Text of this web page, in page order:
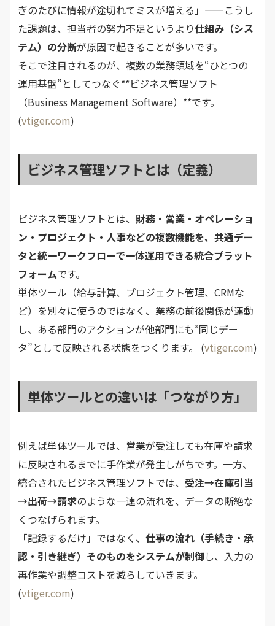
ぎのたびに情報が途切れてミスが増える」——こうし
た課題は、担当者の努力不足というより仕組み（シス
テム）の分断が原因で起きることが多いです。
そこで注目されるのが、複数の業務領域を“ひとつの
運用基盤”としてつなぐ**ビジネス管理ソフト
（Business Management Software）**です。
(vtiger.com)
ビジネス管理ソフトとは（定義）
ビジネス管理ソフトとは、 財務・営業・オペレーショ
ン・プロジェクト・人事などの複数機能を、共通デー
タと統一ワークフローで一体運用できる統合プラット
フォームです。
単体ツール（給与計算、プロジェクト管理、CRMな
ど）を別々に使うのではなく、業務の前後関係が連動
し、ある部門のアクションが他部門にも“同じデー
タ”として反映される状態をつくります。 (vtiger.com)
単体ツールとの違いは「つながり方」
例えば単体ツールでは、営業が受注しても在庫や請求
に反映されるまでに手作業が発生しがちです。一方、
統合されたビジネス管理ソフトでは、 受注→在庫引当
→出荷→請求のような一連の流れを、データの断絶な
くつなげられます。
「記録するだけ」ではなく、 仕事の流れ（手続き・承
認・引き継ぎ）そのものをシステムが制御し、入力の
再作業や調整コストを減らしていきます。
(vtiger.com)